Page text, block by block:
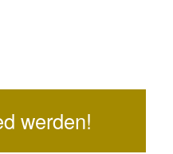
werden!